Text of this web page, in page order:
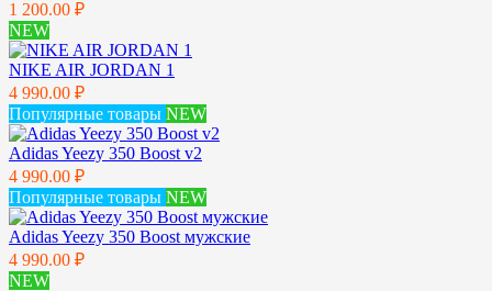
1 200.00 ₽
NEW
NIKE AIR JORDAN 1
4 990.00 ₽
Популярные товары NEW
Adidas Yeezy 350 Boost v2
4 990.00 ₽
Популярные товары NEW
Adidas Yeezy 350 Boost мужские
4 990.00 ₽
NEW